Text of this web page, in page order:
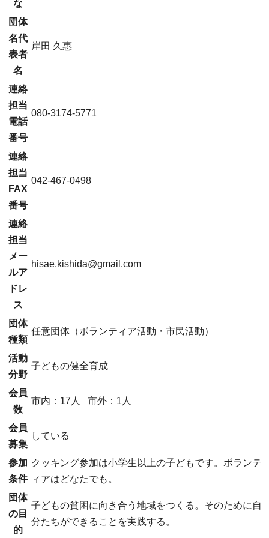
な
団体
名代
表者
名
岸田 久惠
連絡
担当
電話
番号
080-3174-5771
連絡
担当
FAX
番号
042-467-0498
連絡
担当
メー
ルア
ドレ
ス
hisae.kishida@gmail.com
団体
種類
任意団体（ボランティア活動・市民活動）
活動
分野
子どもの健全育成
会員
数
市内：17人 市外：1人
会員
募集
している
参加
条件
クッキング参加は小学生以上の子どもです。ボランテ
ィアはどなたでも。
団体
の目
的
子どもの貧困に向き合う地域をつくる。そのために自
分たちができることを実践する。